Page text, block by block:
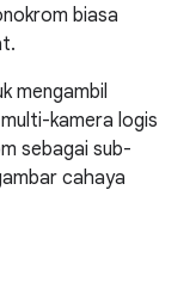
biasa
mengambil
kamera logis
sebagai sub-
cahaya